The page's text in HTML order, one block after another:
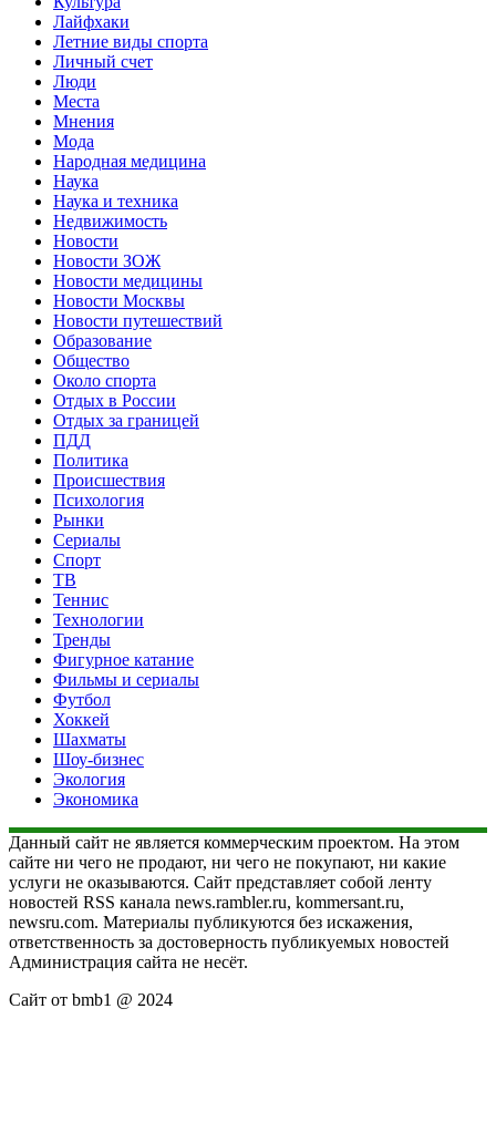
Лайфхаки
Летние виды спорта
Личный счет
Люди
Места
Мнения
Мода
Народная медицина
Наука
Наука и техника
Недвижимость
Новости
Новости ЗОЖ
Новости медицины
Новости Москвы
Новости путешествий
Образование
Общество
Около спорта
Отдых в России
Отдых за границей
ПДД
Политика
Происшествия
Психология
Рынки
Сериалы
Спорт
ТВ
Теннис
Технологии
Тренды
Фигурное катание
Фильмы и сериалы
Футбол
Хоккей
Шахматы
Шоу-бизнес
Экология
Экономика
Данный сайт не является коммерческим проектом. На этом
сайте ни чего не продают, ни чего не покупают, ни какие
услуги не оказываются. Сайт представляет собой ленту
новостей RSS канала news.rambler.ru, kommersant.ru,
newsru.com. Материалы публикуются без искажения,
ответственность за достоверность публикуемых новостей
Администрация сайта не несёт.
Сайт от bmb1 @ 2024